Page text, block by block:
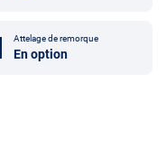
Attelage de remorque
En option